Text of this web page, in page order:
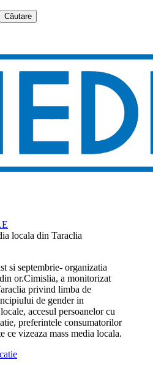
locala din Taraclia
si septembrie- organizatia
or.Cimislia, a monitorizat
privind limba de
de gender in
accesul persoanelor cu
preferintele consumatorilor
ce vizeaza mass media locala.